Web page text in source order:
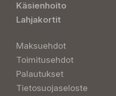
Käsienhoito
Lahjakortit
Maksuehdot
Toimitusehdot
Palautukset
Tietosuojaseloste